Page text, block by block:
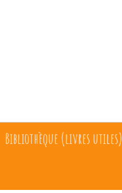
Bibliothèque (livres utiles)